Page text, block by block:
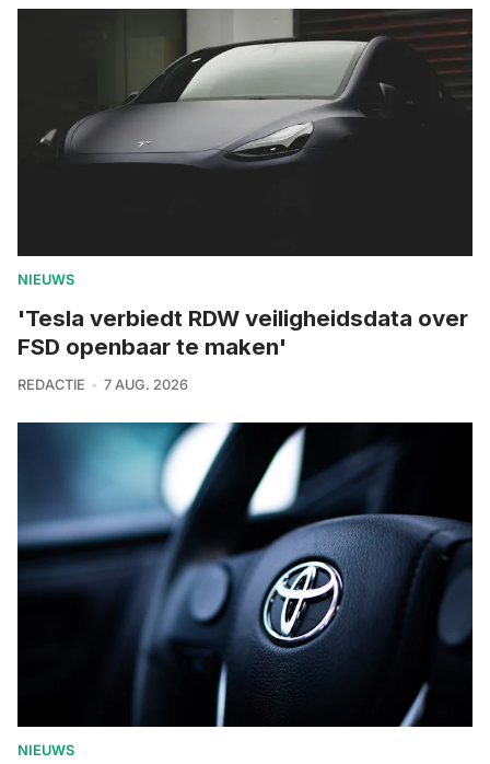
NIEUWS
'Tesla verbiedt RDW veiligheidsdata over
FSD openbaar te maken'
REDACTIE 7 AUG. 2026
NIEUWS